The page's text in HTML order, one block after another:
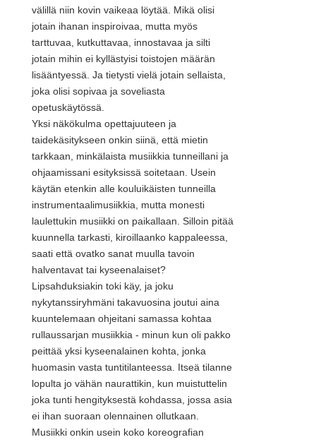
välillä niin kovin vaikeaa löytää. Mikä olisi
jotain ihanan inspiroivaa, mutta myös
tarttuvaa, kutkuttavaa, innostavaa ja silti
jotain mihin ei kyllästyisi toistojen määrän
lisääntyessä. Ja tietysti vielä jotain sellaista,
joka olisi sopivaa ja soveliasta
opetuskäytössä.
Yksi näkökulma opettajuuteen ja
taidekäsitykseen onkin siinä, että mietin
tarkkaan, minkälaista musiikkia tunneillani ja
ohjaamissani esityksissä soitetaan. Usein
käytän etenkin alle kouluikäisten tunneilla
instrumentaalimusiikkia, mutta monesti
laulettukin musiikki on paikallaan. Silloin pitää
kuunnella tarkasti, kiroillaanko kappaleessa,
saati että ovatko sanat muulla tavoin
halventavat tai kyseenalaiset?
Lipsahduksiakin toki käy, ja joku
nykytanssiryhmäni takavuosina joutui aina
kuuntelemaan ohjeitani samassa kohtaa
rullaussarjan musiikkia - minun kun oli pakko
peittää yksi kyseenalainen kohta, jonka
huomasin vasta tuntitilanteessa. Itseä tilanne
lopulta jo vähän naurattikin, kun muistuttelin
joka tunti hengityksestä kohdassa, jossa asia
ei ihan suoraan olennainen ollutkaan.
Musiikki onkin usein koko koreografian